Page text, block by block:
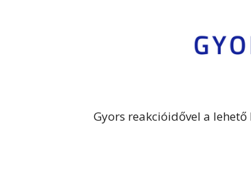
Gyors reakcióidővel a